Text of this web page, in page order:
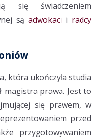
się świadczeniem
są adwokaci i radcy
która ukończyła studia
magistra prawa. Jest to
się prawem, w
przed
przygotowywaniem